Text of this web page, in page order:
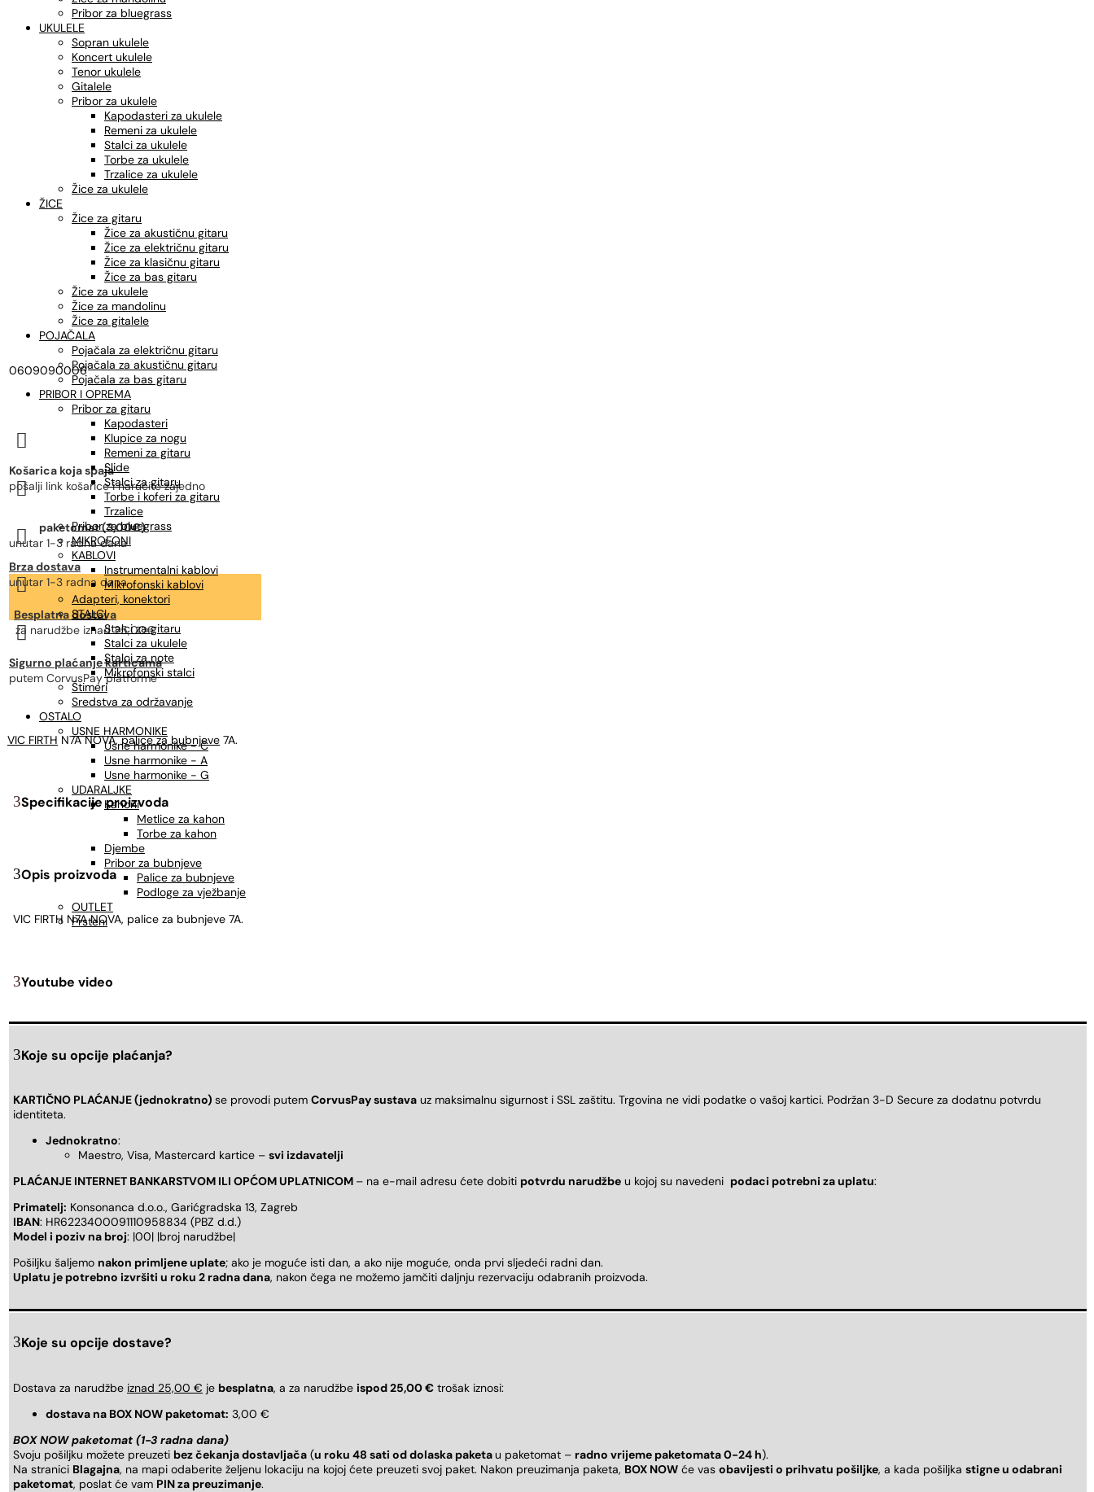
Pribor za bluegrass
UKULELE
Sopran ukulele
Koncert ukulele
Tenor ukulele
Gitalele
Pribor za ukulele
Kapodasteri za ukulele
Remeni za ukulele
Stalci za ukulele
Torbe za ukulele
Trzalice za ukulele
Žice za ukulele
ŽICE
Žice za gitaru
Žice za akustičnu gitaru
Žice za električnu gitaru
Žice za klasičnu gitaru
Žice za bas gitaru
Žice za ukulele
Žice za mandolinu
Žice za gitalele
POJAČALA
Pojačala za električnu gitaru
Pojačala za akustičnu gitaru
Pojačala za bas gitaru
PRIBOR I OPREMA
Pribor za gitaru
Kapodasteri
Klupice za nogu
Remeni za gitaru
Slide
Stalci za gitaru
Torbe i koferi za gitaru
Trzalice
Pribor za bluegrass
MIKROFONI
KABLOVI
Instrumentalni kablovi
Mikrofonski kablovi
Adapteri, konektori
STALCI
Stalci za gitaru
Stalci za ukulele
Stalci za note
Mikrofonski stalci
Štimeri
Sredstva za održavanje
OSTALO
USNE HARMONIKE
Usne harmonike - C
Usne harmonike - A
Usne harmonike - G
UDARALJKE
Kahoni
Metlice za kahon
Torbe za kahon
Djembe
Pribor za bubnjeve
Palice za bubnjeve
Podloge za vježbanje
OUTLET
Prsteni
0609090006

Košarica koja spaja
pošalji link košarice i naručite zajedno

paketomat (3,00€)
unutar 1-3 radna dana

Brza dostava
unutar 1-3 radna dana

Besplatna dostava
za narudžbe iznad 25,00€

Sigurno plaćanje karticama
putem CorvusPay platforme
VIC FIRTH N7A NOVA,palice za bubnjeve 7A.
Specifikacije proizvoda
Opis proizvoda
VIC FIRTH N7A NOVA, palice za bubnjeve 7A.
Youtube video
Koje su opcije plaćanja?
KARTIČNO PLAĆANJE (jednokratno) se provodi putem CorvusPay sustava uz maksimalnu sigurnost i SSL zaštitu. Trgovina ne vidi podatke o vašoj kartici. Podržan 3-D Secure za dodatnu potvrdu
identiteta.
Jednokratno:
Maestro, Visa, Mastercard kartice – svi izdavatelji
PLAĆANJE INTERNET BANKARSTVOM ILI OPĆOM UPLATNICOM – na e-mail adresu ćete dobiti potvrdu narudžbe u kojoj su navedeni podaci potrebni za uplatu:
Primatelj: Konsonanca d.o.o., Garićgradska 13, Zagreb
IBAN: HR6223400091110958834 (PBZ d.d.)
Model i poziv na broj: |00| |broj narudžbe|
Pošiljku šaljemo nakon primljene uplate; ako je moguće isti dan, a ako nije moguće, onda prvi sljedeći radni dan.
Uplatu je potrebno izvršiti u roku 2 radna dana, nakon čega ne možemo jamčiti daljnju rezervaciju odabranih proizvoda.
Koje su opcije dostave?
Dostava za narudžbe iznad 25,00 € je besplatna, a za narudžbe ispod 25,00 € trošak iznosi:
dostava na BOX NOW paketomat: 3,00 €
BOX NOW paketomat (1-3 radna dana)
Svoju pošiljku možete preuzeti bez čekanja dostavljača (u roku 48 sati od dolaska paketau paketomat – radno vrijeme paketomata 0-24 h).
Na stranici Blagajna, na mapi odaberite željenu lokaciju na kojoj ćete preuzeti svoj paket. Nakon preuzimanja paketa, BOX NOW će vas obavijesti o prihvatu pošiljke, a kada pošiljka stigne u odabrani
paketomat, poslat će vam PIN za preuzimanje.